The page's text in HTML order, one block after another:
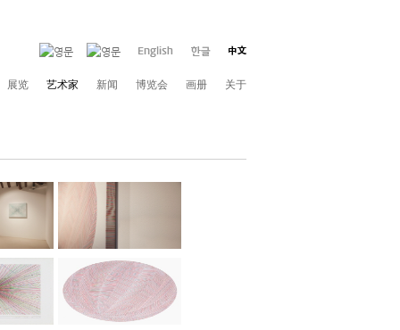
展览 艺术家 新闻 博览会 画册 关于